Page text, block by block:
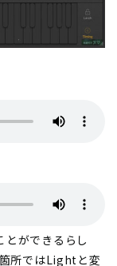
とができるらし
所ではLightと変